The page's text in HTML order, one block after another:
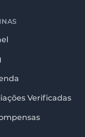
Verificadas